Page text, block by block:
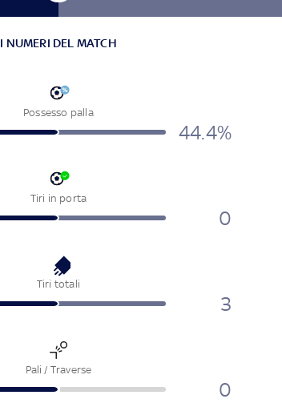
I NUMERI DEL MATCH
Possesso palla
44.4%
Tiri in porta
0
Tiri totali
3
Pali / Traverse
0